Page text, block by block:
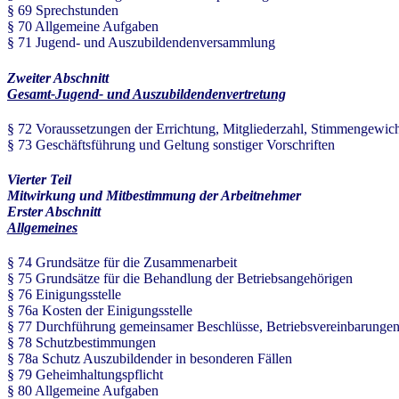
§ 69 Sprechstunden
§ 70 Allgemeine Aufgaben
§ 71 Jugend- und Auszubildendenversammlung
Zweiter Abschnitt
Gesamt-Jugend- und Auszubildendenvertretung
§ 72 Voraussetzungen der Errichtung, Mitgliederzahl,
§ 73 Geschäftsführung und Geltung sonstiger Vorschriften
Vierter Teil
Mitwirkung und Mitbestimmung der Arbeitnehmer
Erster Abschnitt
Allgemeines
§ 74 Grundsätze für die Zusammenarbeit
§ 75 Grundsätze für die Behandlung der Betriebsangehörigen
§ 76 Einigungsstelle
§ 76a Kosten der Einigungsstelle
§ 77 Durchführung gemeinsamer Beschlüsse, Betriebsvereinbarungen
§ 78 Schutzbestimmungen
§ 78a Schutz Auszubildender in besonderen Fällen
§ 79 Geheimhaltungspflicht
§ 80 Allgemeine Aufgaben